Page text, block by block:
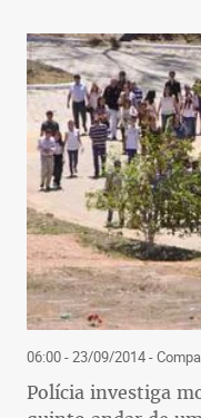
06:00 - 23/09/2014-
Polícia investiga